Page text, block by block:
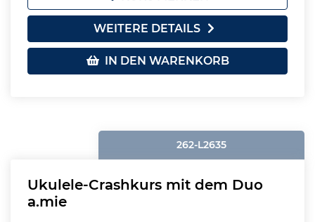
WEITERE DETAILS
IN DEN WARENKORB
262-L2635
Ukulele-Crashkurs mit dem Duo
a.mie